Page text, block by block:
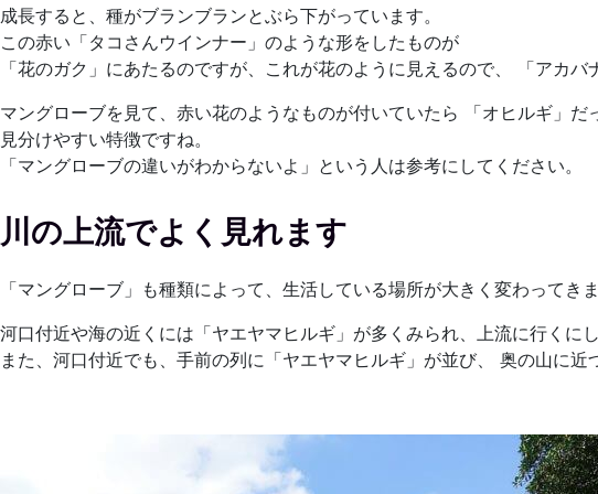
成長すると、種がブランブランとぶら下がっています。
この赤い「タコさんウインナー」のような形をしたものが
「花のガク」にあたるのですが、これが花のように見えるので、 「アカバ
マングローブを見て、赤い花のようなものが付いていたら 「オヒルギ」だ
見分けやすい特徴ですね。
「マングローブの違いがわからないよ」という人は参考にしてください。
川の上流でよく見れます
「マングローブ」も種類によって、生活している場所が大きく変わってきま
河口付近や海の近くには「ヤエヤマヒルギ」が多くみられ、上流に行くに
また、河口付近でも、手前の列に「ヤエヤマヒルギ」が並び、 奥の山に